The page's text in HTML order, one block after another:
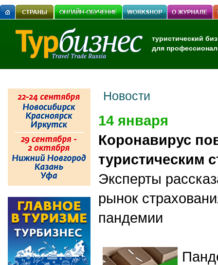
туристический
для
Новости
14 января
Коронавирус
туристическим
Эксперты
рынок
пандемии